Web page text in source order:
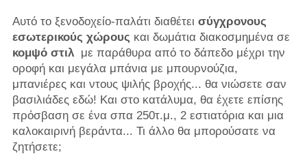
Αυτό το ξενοδοχείο-παλάτι διαθέτει σύγχρονους
εσωτερικούς χώρους και δωμάτια διακοσμημένα σε
κομψό στιλμε παράθυρα από το δάπεδο μέχρι την
οροφή και μεγάλα μπάνια με μπουρνούζια,
μπανιέρες και ντους ψιλής βροχής... θα νιώσετε σαν
βασιλιάδες εδώ! Και στο κατάλυμα, θα έχετε επίσης
πρόσβαση σε ένα σπα 250τ.μ., 2 εστιατόρια και μια
καλοκαιρινή βεράντα... Τι άλλο θα μπορούσατε να
ζητήσετε;